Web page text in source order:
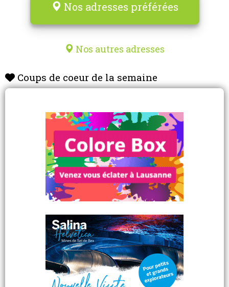
Nos adresses préférées
Nos autres adresses
Coups de coeur de la semaine